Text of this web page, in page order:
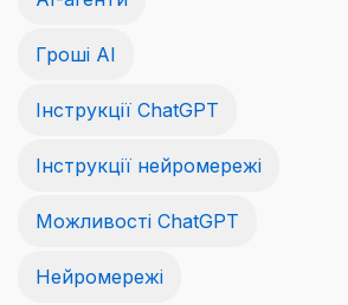
Гроші АІ
Інструкції ChatGPT
Інструкції нейромережі
Можливості ChatGPT
Нейромережі